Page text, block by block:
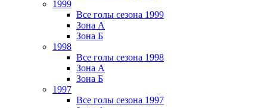
1999
Все голы сезона 1999
Зона А
Зона Б
1998
Все голы сезона 1998
Зона А
Зона Б
1997
Все голы сезона 1997